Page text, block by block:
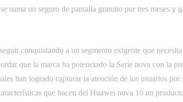
suma un seguro de pantalla gratuito por tres meses y
conquistando a un segmento exigente que
que la marca ha potenciado la Serie nova con la
han logrado capturar la atención de los usuarios por
que hacen del Huawei nova 10 un